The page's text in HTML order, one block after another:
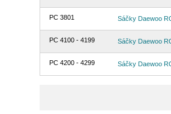
PC 3801 Sáčky Daewoo
PC 4100 - 4199 Sáčky Daewoo
PC 4200 - 4299 Sáčky Daewoo